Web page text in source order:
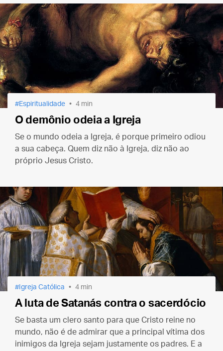
Espiritualidade 4 min
O demônio odeia a Igreja
Se o mundo odeia a Igreja, é porque primeiro odiou
a sua cabeça. Quem diz não à Igreja, diz não ao
próprio Jesus Cristo.
Igreja Católica 4 min
A luta de Satanás contra o sacerdócio
Se basta um clero santo para que Cristo reine no
mundo, não é de admirar que a principal vítima dos
inimigos da Igreja sejam justamente os padres. E a